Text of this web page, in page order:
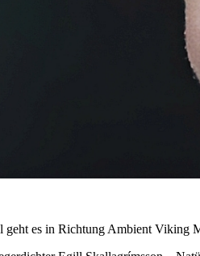
geht es in Richtung Ambient